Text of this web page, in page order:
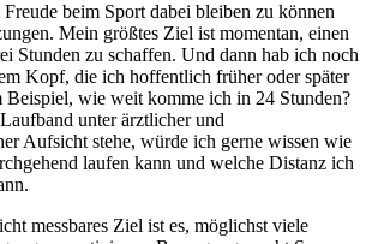
beim Sport dabei bleiben zu können
Mein größtes Ziel ist momentan, einen
Stunden zu schaffen. Und dann hab ich noch
Kopf, die ich hoffentlich früher oder später
Beispiel, wie weit komme ich in 24 Stunden?
unter ärztlicher und
Aufsicht stehe, würde ich gerne wissen wie
laufen kann und welche Distanz ich
messbares Ziel ist es, möglichst viele